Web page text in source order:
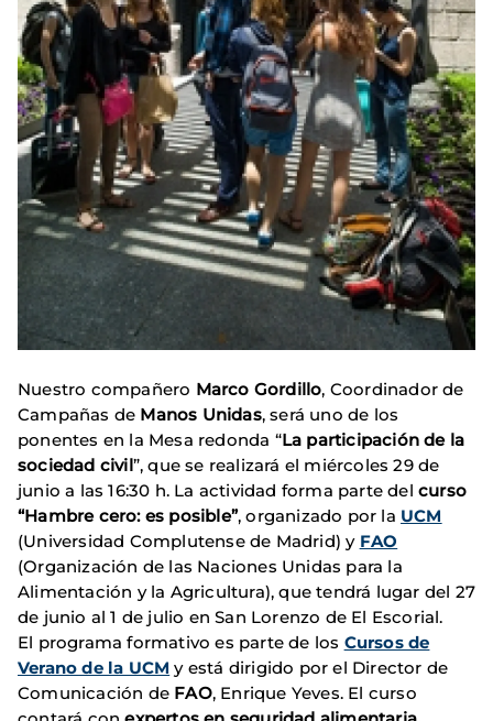
Nuestro compañero Marco Gordillo, Coordinador de
Campañas de Manos Unidas, será uno de los
ponentes en la Mesa redonda “La participación de la
sociedad civil”, que se realizará el miércoles 29 de
junio a las 16:30 h. La actividad forma parte delcurso
“Hambre cero: es posible”, organizado por la UCM
(Universidad Complutense de Madrid) y FAO
(Organización de las Naciones Unidas para la
Alimentación y la Agricultura), que tendrá lugar del 27
de junio al 1 de julio en San Lorenzo de El Escorial.
El programa formativo es parte de los Cursos de
Verano de la UCM y está dirigido por el Director de
Comunicación de FAO, Enrique Yeves. El curso